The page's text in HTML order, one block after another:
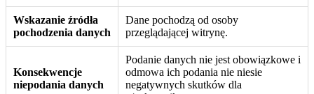
Wskazanie źródła
pochodzenia danych
Dane pochodzą od osoby
przeglądającej witrynę.
Konsekwencje
niepodania danych
Podanie danych nie jest obowiązkowe i
odmowa ich podania nie niesie
negatywnych skutków dla